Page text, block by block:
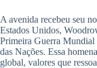
A avenida recebeu seu
Estados Unidos,
Primeira Guerra
das Nações. Essa
global, valores que